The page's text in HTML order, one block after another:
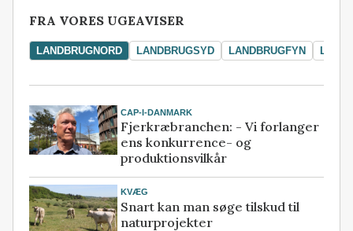
FRA VORES UGEAVISER
LANDBRUGNORD LANDBRUGSYD LANDBRUGFYN
CAP-I-DANMARK
Fjerkræbranchen: - Vi forlanger
ens konkurrence- og
produktionsvilkår
KVÆG
Snart kan man søge tilskud til
naturprojekter